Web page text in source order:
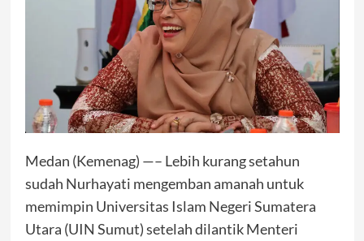
Medan (Kemenag) —– Lebih kurang setahun
sudah Nurhayati mengemban amanah untuk
memimpin Universitas Islam Negeri Sumatera
Utara (UIN Sumut) setelah dilantik Menteri